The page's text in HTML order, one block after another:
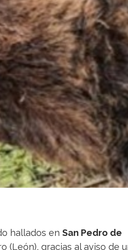
hallados en San Pedro de
(León), gracias al aviso de